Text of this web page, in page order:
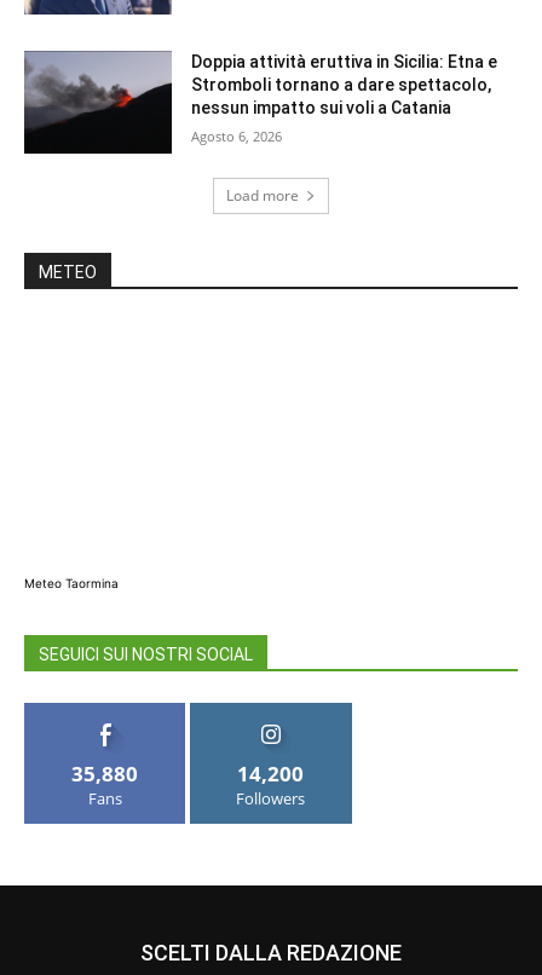
Doppia attività eruttiva in Sicilia: Etna e
Stromboli tornano a dare spettacolo,
nessun impatto sui voli a Catania
Agosto 6, 2026
Load more
METEO
Meteo Taormina
SEGUICI SUI NOSTRI SOCIAL
35,880
Fans
14,200
Followers
SCELTI DALLA REDAZIONE